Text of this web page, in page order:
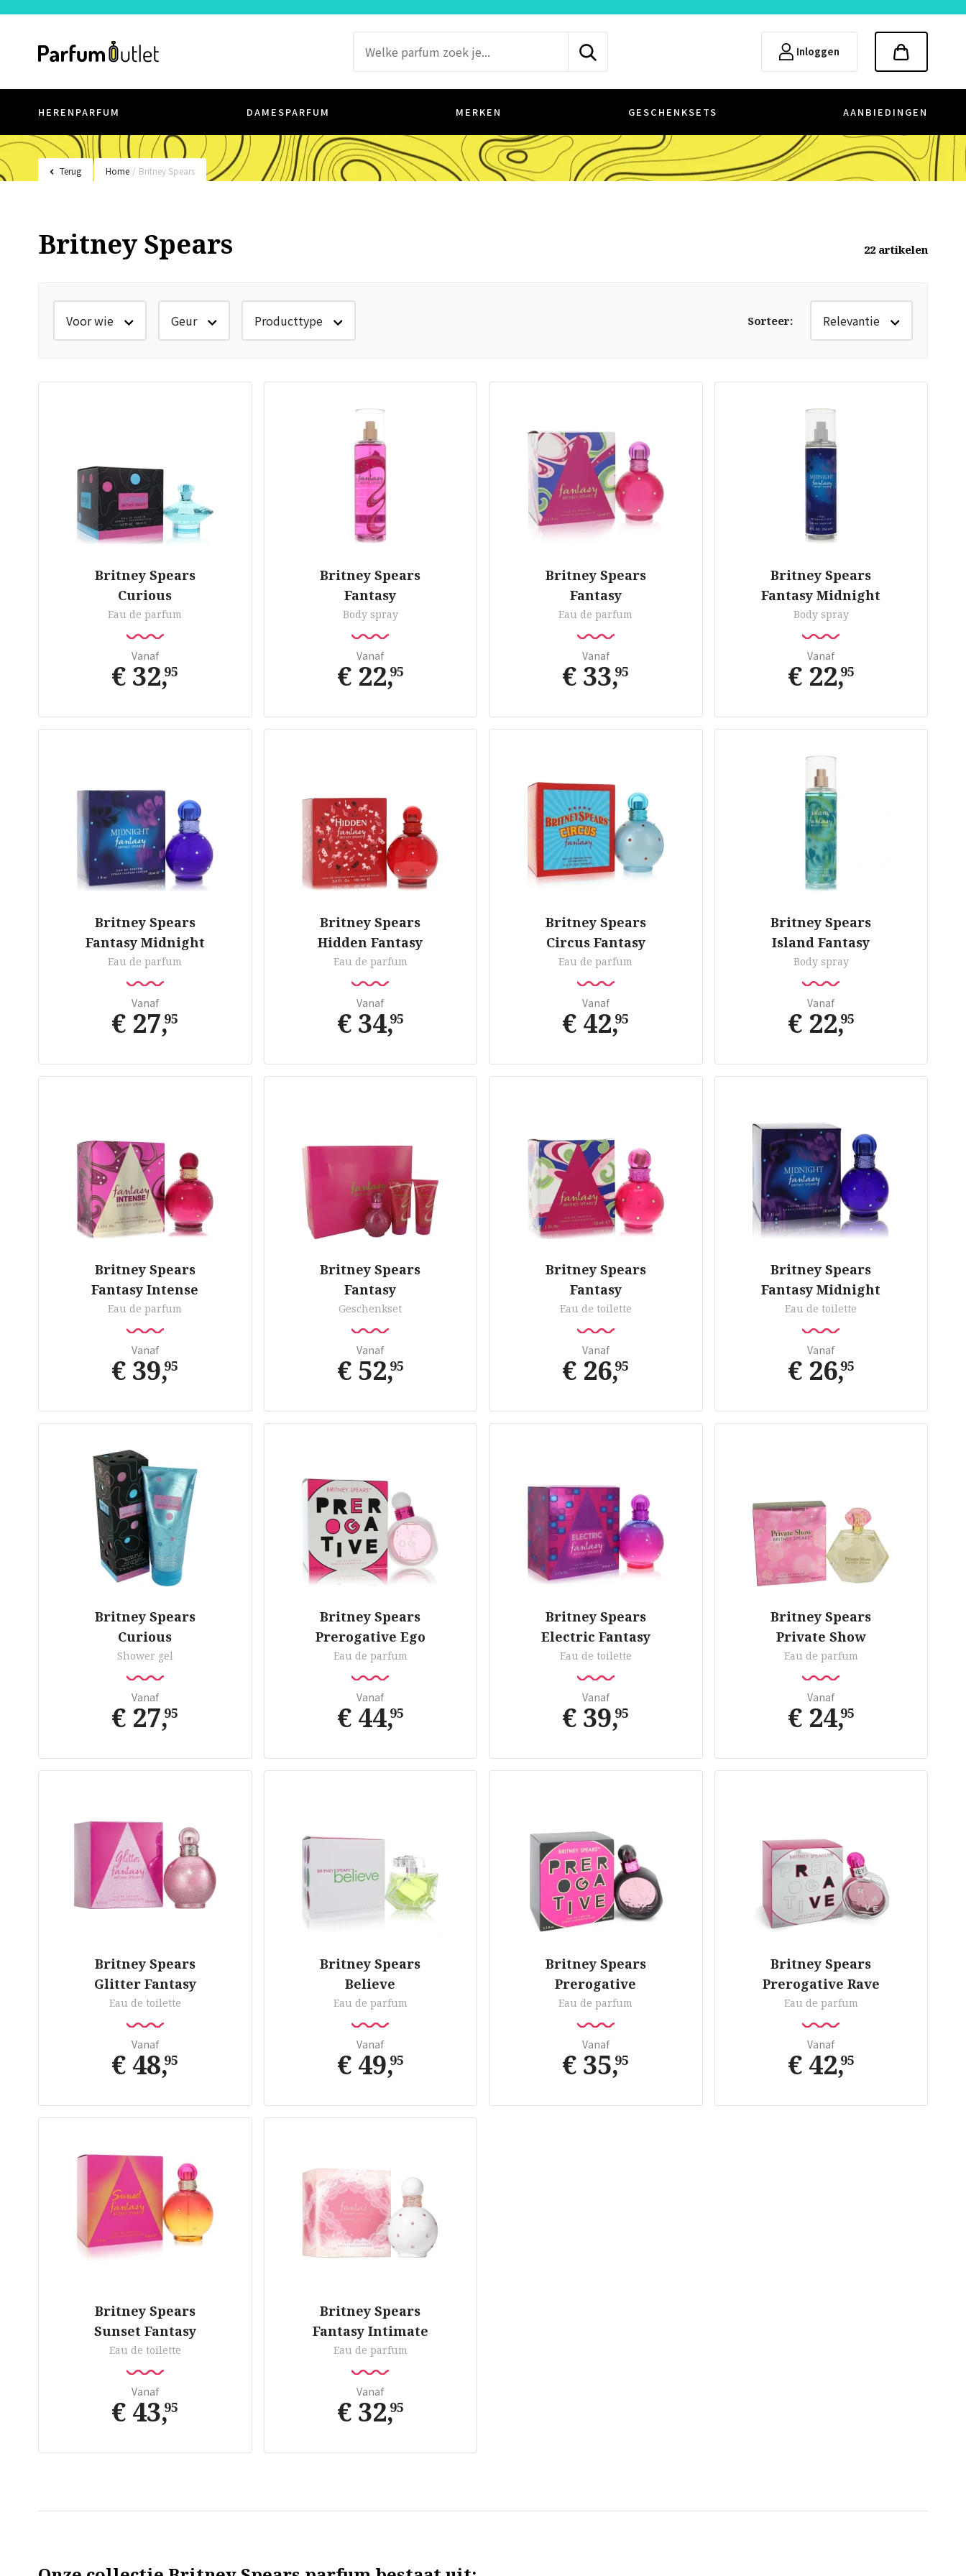
Inloggen
HERENPARFUM DAMESPARFUM MERKEN GESCHENKSETS AANBIEDINGEN
Terug Home / Britney Spears
Britney Spears 22 artikelen
Voor wie Geur Producttype Sorteer: Relevantie
Britney Spears
Curious
Eau de parfum
Vanaf
€ 32,95
Britney Spears
Fantasy
Body spray
Vanaf
€ 22,95
Britney Spears
Fantasy
Eau de parfum
Vanaf
€ 33,95
Britney Spears
Fantasy Midnight
Body spray
Vanaf
€ 22,95
Britney Spears
Fantasy Midnight
Eau de parfum
Vanaf
€ 27,95
Britney Spears
Hidden Fantasy
Eau de parfum
Vanaf
€ 34,95
Britney Spears
Circus Fantasy
Eau de parfum
Vanaf
€ 42,95
Britney Spears
Island Fantasy
Body spray
Vanaf
€ 22,95
Britney Spears
Fantasy Intense
Eau de parfum
Vanaf
€ 39,95
Britney Spears
Fantasy
Geschenkset
Vanaf
€ 52,95
Britney Spears
Fantasy
Eau de toilette
Vanaf
€ 26,95
Britney Spears
Fantasy Midnight
Eau de toilette
Vanaf
€ 26,95
Britney Spears
Curious
Shower gel
Vanaf
€ 27,95
Britney Spears
Prerogative Ego
Eau de parfum
Vanaf
€ 44,95
Britney Spears
Electric Fantasy
Eau de toilette
Vanaf
€ 39,95
Britney Spears
Private Show
Eau de parfum
Vanaf
€ 24,95
Britney Spears
Glitter Fantasy
Eau de toilette
Vanaf
€ 48,95
Britney Spears
Believe
Eau de parfum
Vanaf
€ 49,95
Britney Spears
Prerogative
Eau de parfum
Vanaf
€ 35,95
Britney Spears
Prerogative Rave
Eau de parfum
Vanaf
€ 42,95
Britney Spears
Sunset Fantasy
Eau de toilette
Vanaf
€ 43,95
Britney Spears
Fantasy Intimate
Eau de parfum
Vanaf
€ 32,95